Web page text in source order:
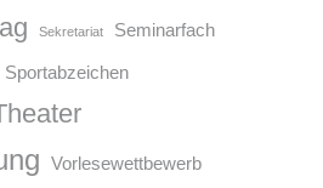
Sekretariat Seminarfach
Sportabzeichen
Vorlesewettbewerb